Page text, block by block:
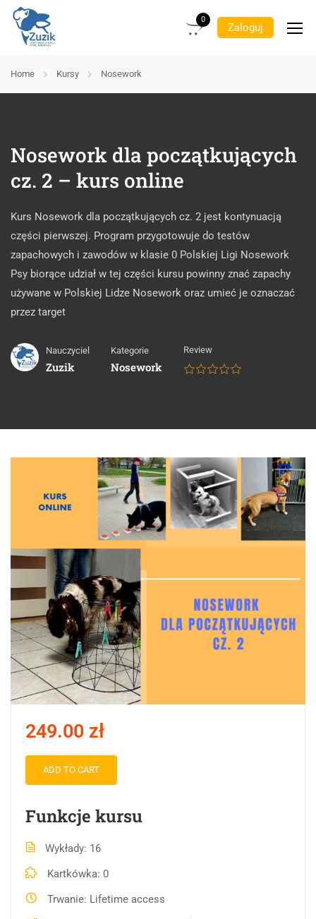
0
Zaloguj
Home Kursy Nosework
Nosework dla początkujących
cz. 2 – kurs online
Kurs Nosework dla początkujących cz. 2 jest kontynuacją
części pierwszej. Program przygotowuje do testów
zapachowych i zawodów w klasie 0 Polskiej Ligi Nosework
Psy biorące udział w tej części kursu powinny znać zapachy
używane w Polskiej Lidze Nosework oraz umieć je oznaczać
przez target
Nauczyciel
Zuzik
Kategorie
Nosework
Review
249.00 zł
ADD TO CART
Funkcje kursu
Wykłady 16
Kartkówka 0
Trwanie Lifetime access